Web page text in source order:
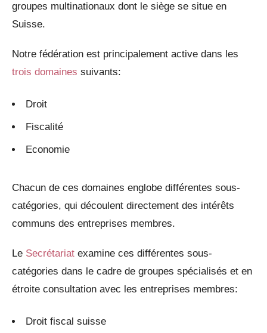
groupes multinationaux dont le siège se situe en
Suisse.
Notre fédération est principalement active dans les
trois domaines suivants:
Droit
Fiscalité
Economie
Chacun de ces domaines englobe différentes sous-
catégories, qui découlent directement des intérêts
communs des entreprises membres.
Le Secrétariat examine ces différentes sous-
catégories dans le cadre de groupes spécialisés et en
étroite consultation avec les entreprises membres:
Droit fiscal suisse